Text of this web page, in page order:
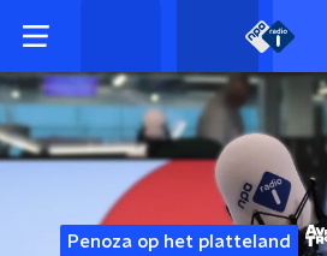
Penoza op het platteland